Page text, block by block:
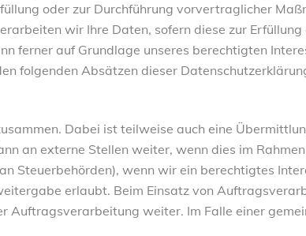
oder zur Durchführung vorvertraglicher
wir Ihre Daten, sofern diese zur
ferner auf Grundlage unseres berechtigten
folgenden Absätzen dieser
Dabei ist teilweise auch eine
an externe Stellen weiter, wenn dies im
Steuerbehörden), wenn wir ein berechtigtes
erlaubt. Beim Einsatz von
Auftragsverarbeitung weiter. Im Falle einer